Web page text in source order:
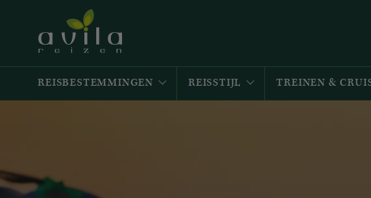
REISBESTEMMINGEN REISSTIJL TREINEN &